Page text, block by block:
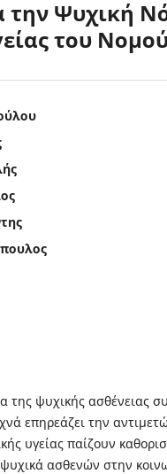
την Ψυχική
του
της ψυχικής ασθένειας
επηρεάζει την
υγείας παίζουν
ασθενών στην